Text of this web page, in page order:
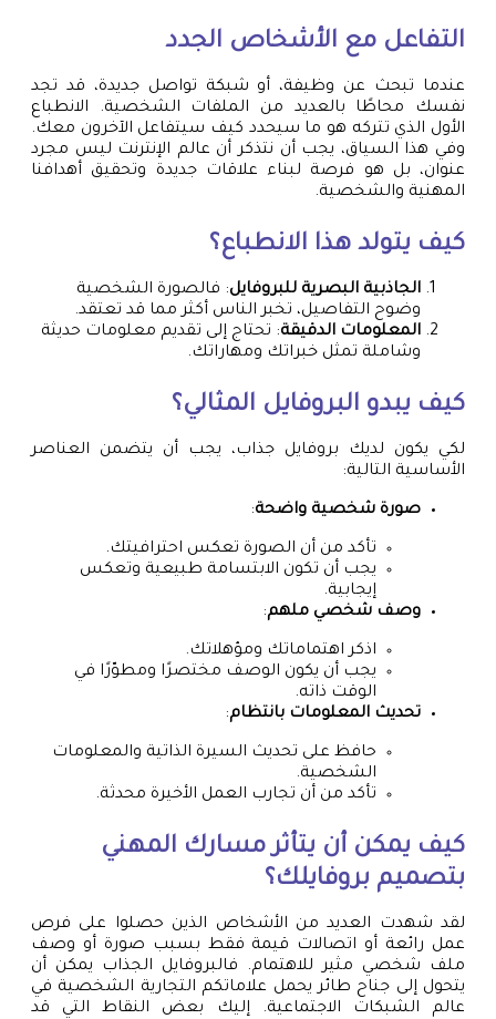
التفاعل مع الأشخاص الجدد
عندما تبحث عن وظيفة، أو شبكة تواصل جديدة، قد تجد
نفسك محاطًا بالعديد من الملفات الشخصية. الانطباع
الأول الذي تتركه هو ما سيحدد كيف سيتفاعل الآخرون معك.
وفي هذا السياق، يجب أن نتذكر أن عالم الإنترنت ليس مجرد
عنوان، بل هو فرصة لبناء علاقات جديدة وتحقيق أهدافنا
المهنية والشخصية.
كيف يتولد هذا الانطباع؟
الجاذبية البصرية للبروفايل: فالصورة الشخصية
وضوح التفاصيل، تخبر الناس أكثر مما قد تعتقد.
المعلومات الدقيقة: تحتاج إلى تقديم معلومات حديثة
وشاملة تمثل خبراتك ومهاراتك.
كيف يبدو البروفايل المثالي؟
لكي يكون لديك بروفايل جذاب، يجب أن يتضمن العناصر
الأساسية التالية:
صورة شخصية واضحة:
تأكد من أن الصورة تعكس احترافيتك.
يجب أن تكون الابتسامة طبيعية وتعكس
إيجابية.
وصف شخصي ملهم:
اذكر اهتماماتك ومؤهلاتك.
يجب أن يكون الوصف مختصرًا ومطوّرًا في
الوقت ذاته.
تحديث المعلومات بانتظام:
حافظ على تحديث السيرة الذاتية والمعلومات
الشخصية.
تأكد من أن تجارب العمل الأخيرة محدثة.
كيف يمكن أن يتأثر مسارك المهني
بتصميم بروفايلك؟
لقد شهدت العديد من الأشخاص الذين حصلوا على فرص
عمل رائعة أو اتصالات قيمة فقط بسبب صورة أو وصف
ملف شخصي مثير للاهتمام. فالبروفايل الجذاب يمكن أن
يتحول إلى جناح طائر يحمل علاماتكم التجارية الشخصية في
عالم الشبكات الاجتماعية. إليك بعض النقاط التي قد